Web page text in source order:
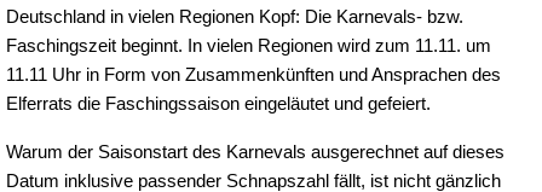
Deutschland in vielen Regionen Kopf: Die Karnevals- bzw.
Faschingszeit beginnt. In vielen Regionen wird zum 11.11. um
11.11 Uhr in Form von Zusammenkünften und Ansprachen des
Elferrats die Faschingssaison eingeläutet und gefeiert.
Warum der Saisonstart des Karnevals ausgerechnet auf dieses
Datum inklusive passender Schnapszahl fällt, ist nicht gänzlich